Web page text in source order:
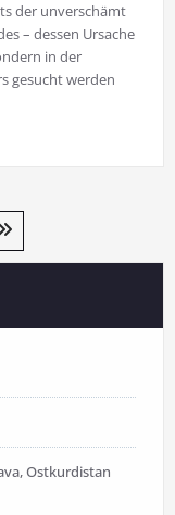
der unverschämt
– dessen Ursache
in der
gesucht werden
Ostkurdistan